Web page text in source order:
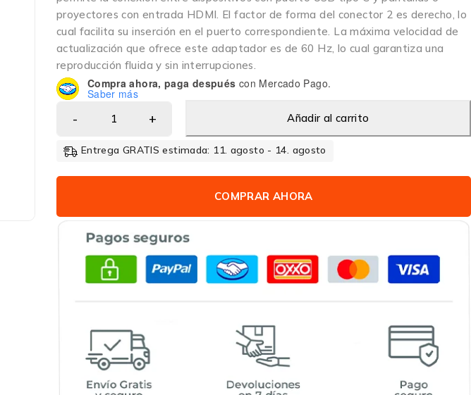
proyectores con entrada HDMI. El factor de forma del conector 2 es derecho, lo
cual facilita su inserción en el puerto correspondiente. La máxima velocidad de
actualización que ofrece este adaptador es de 60 Hz, lo cual garantiza una
reproducción fluida y sin interrupciones.
Compra ahora, paga después con Mercado Pago.
Saber más
Añadir al carrito
Entrega GRATIS estimada: 11. agosto - 14. agosto
COMPRAR AHORA